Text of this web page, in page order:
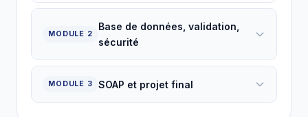
MODULE 2
Base de données, validation,
sécurité
MODULE 3 SOAP et projet final